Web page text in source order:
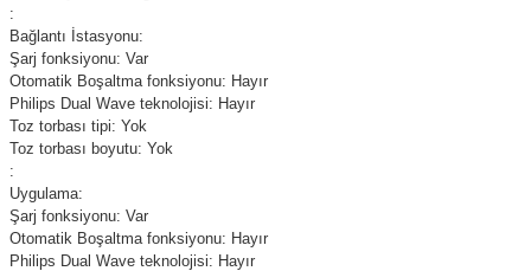
:
Bağlantı İstasyonu:
Şarj fonksiyonu: Var
Otomatik Boşaltma fonksiyonu: Hayır
Philips Dual Wave teknolojisi: Hayır
Toz torbası tipi: Yok
Toz torbası boyutu: Yok
:
Uygulama:
Şarj fonksiyonu: Var
Otomatik Boşaltma fonksiyonu: Hayır
Philips Dual Wave teknolojisi: Hayır